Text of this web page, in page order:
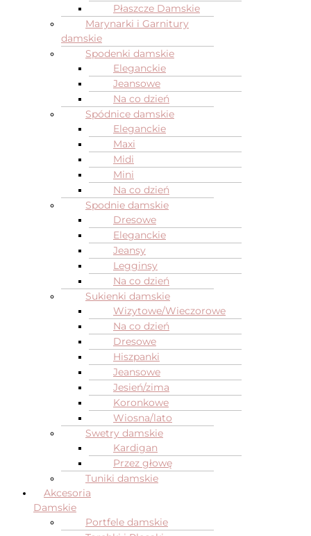
Płaszcze Damskie
Marynarki i Garnitury
damskie
Spodenki damskie
Eleganckie
Jeansowe
Na co dzień
Spódnice damskie
Eleganckie
Maxi
Midi
Mini
Na co dzień
Spodnie damskie
Dresowe
Eleganckie
Jeansy
Legginsy
Na co dzień
Sukienki damskie
Wizytowe/Wieczorowe
Na co dzień
Dresowe
Hiszpanki
Jeansowe
Jesień/zima
Koronkowe
Wiosna/lato
Swetry damskie
Kardigan
Przez głowę
Tuniki damskie
Akcesoria
Damskie
Portfele damskie